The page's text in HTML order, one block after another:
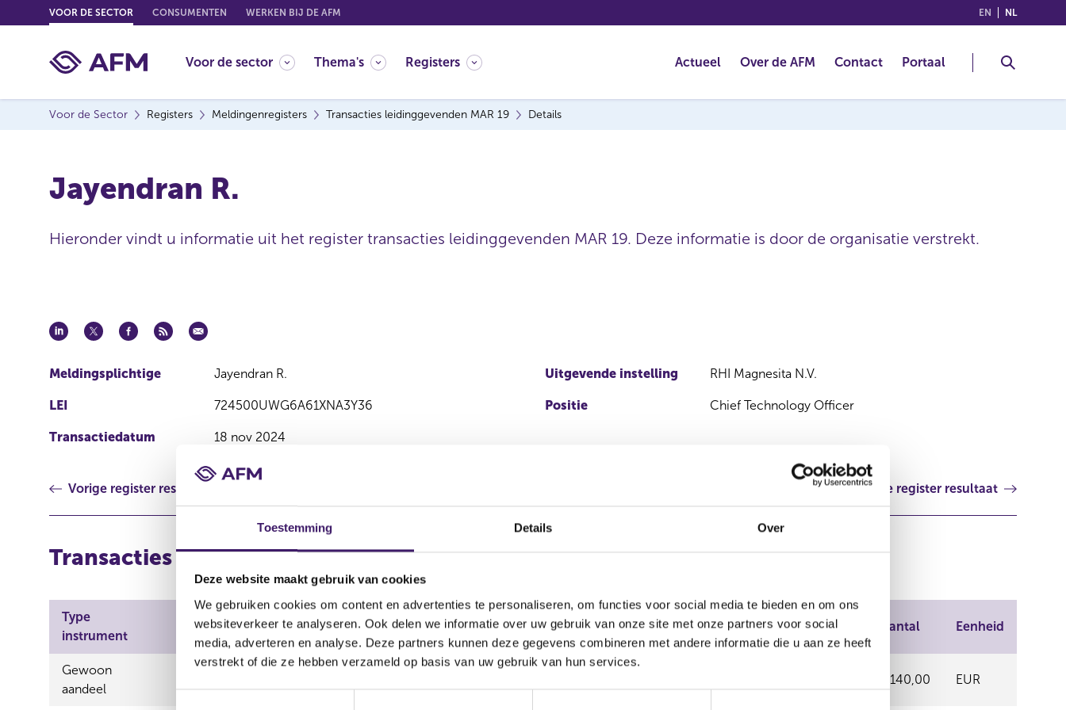
Toestemming Details Over
Deze website maakt gebruik van cookies
We gebruiken cookies om content en advertenties te personaliseren, om functies voor social media te bieden en om ons
websiteverkeer te analyseren. Ook delen we informatie over uw gebruik van onze site met onze partners voor social
media, adverteren en analyse. Deze partners kunnen deze gegevens combineren met andere informatie die u aan ze heeft
verstrekt of die ze hebben verzameld op basis van uw gebruik van hun services.
o
o
EN (ENGLISH)
NL
VOOR DE SECTOR CONSUMENTEN WERKEN BIJ DE AFM
Voor de sector Thema's Registers Actueel Over de AFM Contact Portaal
Voor de Sector Registers Meldingenregisters Transacties leidinggevenden MAR 19 Details
Jayendran R.
Hieronder vindt u informatie uit het register transacties leidinggevenden MAR 19. Deze informatie is door de organisatie verstrekt.
Meldingsplichtige Jayendran R. Uitgevende instelling RHI Magnesita N.V.
LEI 724500UWG6A61XNA3Y36 Positie Chief Technology Officer
Transactiedatum 18 nov 2024
Vorige register resultaat Volgende register resultaat
Transacties
Type
instrument
ISIN
Aard
transactie
Soort
transactie
Aandelenoptie
programma
Plaats van handel Prijs Aantal Eenheid
Gewoon
aandeel
AG
1.140,00 EUR